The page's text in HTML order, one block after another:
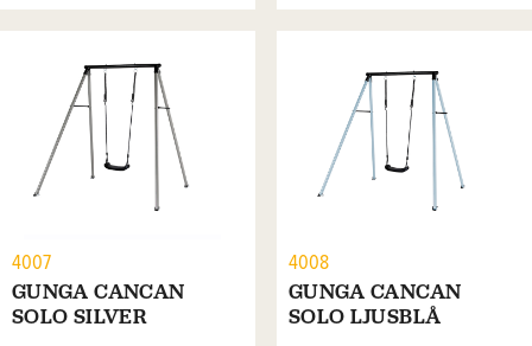
4007
GUNGA CANCAN
SOLO SILVER
4008
GUNGA CANCAN
SOLO LJUSBLÅ